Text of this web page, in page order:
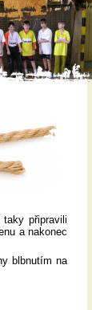
připravili
a nakonec
blbnutím na